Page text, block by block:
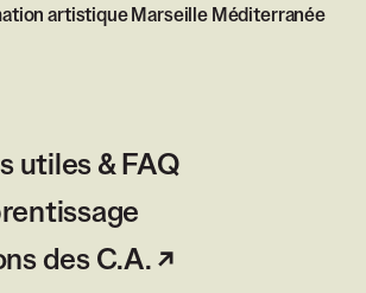
utiles & FAQ
des C.A.
artistique Marseille Méditerranée